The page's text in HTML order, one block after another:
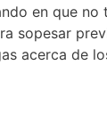
en que
sopesar
acerca de